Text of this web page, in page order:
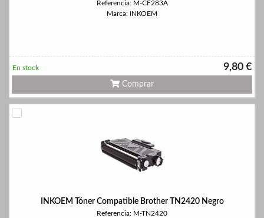
Referencia: M-CF283A
Marca: INKOEM
9,80 €
En stock
Comprar
INKOEM Tóner Compatible Brother TN2420 Negro
Referencia: M-TN2420